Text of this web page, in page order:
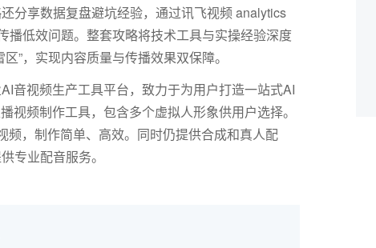
分享数据复盘避坑经验，通过讯飞视频analytics
播低效问题。整套攻略将技术工具与实操经验深度
”，实现内容质量与传播效果双保障。
音视频生产工具平台，致力于为用户打造一站式AI
视频制作工具，包含多个虚拟人形象供用户选择。
，制作简单、高效。同时仍提供合成和真人配
专业配音服务。